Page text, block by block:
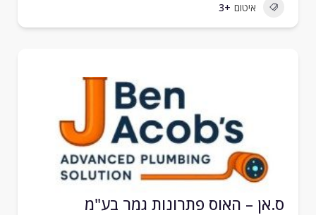
איטום
– האוס פתרונות גמר בע"מ